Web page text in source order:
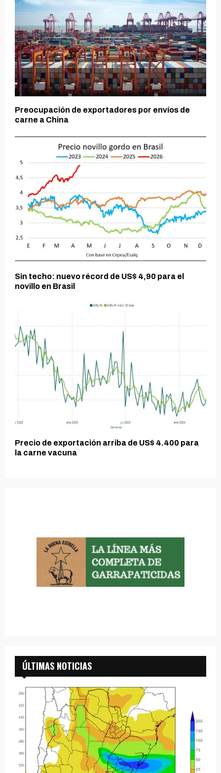
Preocupación de exportadores por envíos de
carne a China
Sin techo: nuevo récord de US$ 4,90 para el
novillo en Brasil
Precio de exportación arriba de US$ 4.400 para
la carne vacuna
ÚLTIMAS NOTICIAS